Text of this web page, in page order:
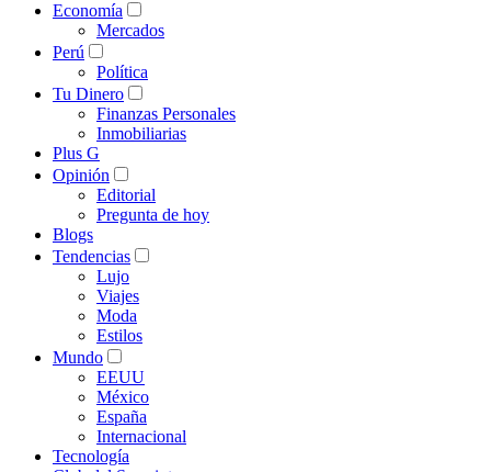
Economía
Mercados
Perú
Política
Tu Dinero
Finanzas Personales
Inmobiliarias
Plus G
Opinión
Editorial
Pregunta de hoy
Blogs
Tendencias
Lujo
Viajes
Moda
Estilos
Mundo
EEUU
México
España
Internacional
Tecnología